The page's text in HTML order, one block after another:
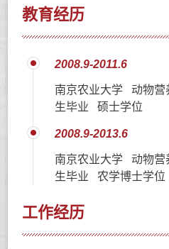
教育经历
2008.9-2011.6
南京农业大学 动物
生毕业 硕士学位
2008.9-2013.6
南京农业大学 动物
生毕业 农学博士学位
工作经历